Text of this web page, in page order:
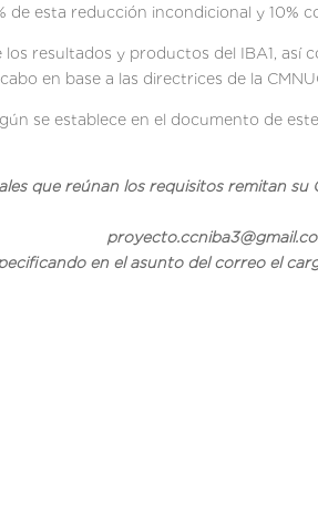
de esta reducción incondicional y 10%
resultados y productos del IBA1,
en base a las directrices de la
se establece en el documento de
que reúnan los requisitos remitan
en el asunto del correo el